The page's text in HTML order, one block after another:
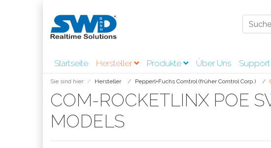
Startseite Hersteller Produkte Über Uns Support
Sie sind hier: Hersteller Pepperl+Fuchs Comtrol (früher Comtrol Corp.)
COM-ROCKETLINX POE
MODELS